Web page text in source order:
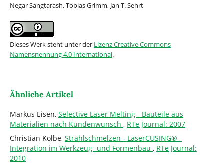
Negar Sangtarash, Tobias Grimm, Jan T. Sehrt
Dieses Werk steht unter der Lizenz Creative Commons
Namensnennung 4.0 International.
Ähnliche Artikel
Markus Eisen, Selective Laser Melting - Bauteile aus
Materialien nach Kundenwunsch , RTe Journal: 2007
Christian Kolbe, Strahlschmelzen - LaserCUSING® -
Integration im Werkzeug- und Formenbau , RTe Journal:
2010